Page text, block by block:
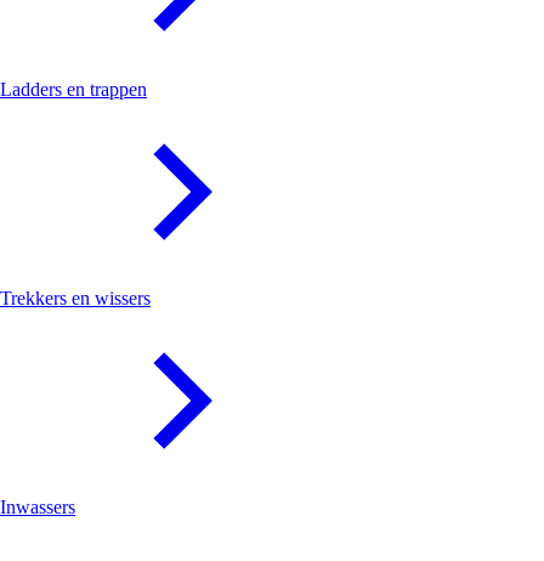
Ladders en trappen
Trekkers en wissers
Inwassers